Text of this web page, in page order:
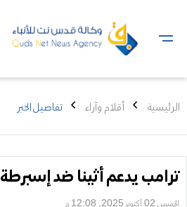
الرئيسية أقلام وآراء تفاصيل الخبر
ترامب يدعم أثينا ضد إسبرطة
الخميس 02 أكتوبر 2025, 12:08 م